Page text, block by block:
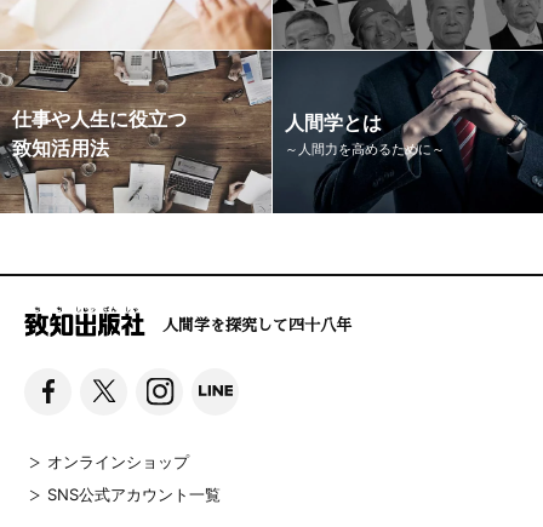
仕事や人生に役立つ
致知活用法
人間学とは
～人間力を高めるために～
人間学を探究して四十八年
オンラインショップ
SNS公式アカウント一覧